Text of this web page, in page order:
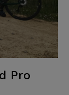
Pro